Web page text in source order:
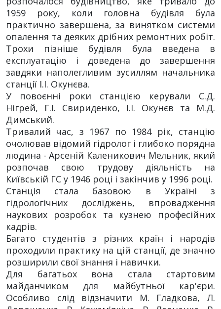
1959 року, коли головна будівля була
практично завершена, за винятком системи
опалення та деяких дрібних ремонтних робіт.
Трохи пізніше будівля була введена в
експлуатацію і доведена до завершення
завдяки наполегливим зусиллям начальника
станції І.І. Окунєва.
У повоєнні роки станцією керували С.Д.
Нігрей, Г.І. Свириденко, І.І. Окунєв та М.Д.
Димський.
Тривалий час, з 1967 по 1984 рік, станцію
очолював відомий гідролог і глибоко порядна
людина - Арсеній Каленикович Мельник, який
розпочав свою трудову діяльність на
Київській ГС у 1946 році і закінчив у 1996 році.
Станція стала базовою в Україні з
гідрологічних досліджень, впровадження
наукових розробок та кузнею професійних
кадрів.
Багато студентів з різних країн і народів
проходили практику на цій станції, де значно
розширили свої знання і навички.
Для багатьох вона стала стартовим
майданчиком для майбутньої кар'єри.
Особливо слід відзначити М. Гладкова, Л.